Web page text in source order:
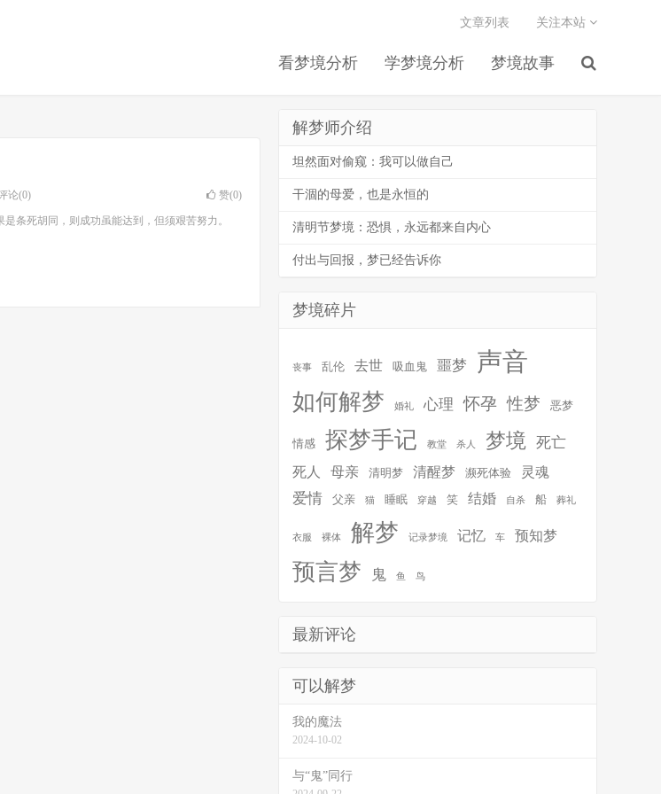
看梦境分析 学梦境分析 梦境故事
文章列表 关注本站
论(0) 赞(0)
条死胡同，则成功虽能达到，但须艰苦努力。
解梦师介绍
坦然面对偷窥：我可以做自己
干涸的母爱，也是永恒的
清明节梦境：恐惧，永远都来自内心
付出与回报，梦已经告诉你
梦境碎片
丧事 乱伦 去世 吸血鬼 噩梦 声音
如何解梦 婚礼 心理 怀孕 性梦 恶梦
情感 探梦手记 教堂 杀人 梦境 死亡
死人 母亲 清明梦 清醒梦 濒死体验 灵魂
爱情 父亲 猫 睡眠 穿越 笑 结婚 自杀 船 葬礼
衣服 裸体 解梦 记录梦境 记忆 车 预知梦
预言梦 鬼 鱼 鸟
最新评论
可以解梦
我的魔法
2024-10-02
与“鬼”同行